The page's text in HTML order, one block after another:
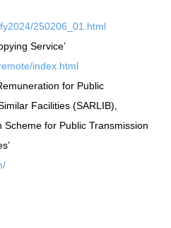
250206_01.html
Service’
index.html
for Public
Facilities (SARLIB),
Scheme for Public Transmission